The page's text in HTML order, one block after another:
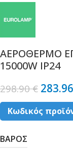
ΑΕΡΟΘΕΡΜΟ
15000W IP24
298.90€ 283.96
Κωδικός
ΒΑΡΟΣ